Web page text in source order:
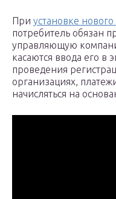
При установке
потребитель обязан
управляющую
касаются ввода его в
проведения
организациях,
начисляться на